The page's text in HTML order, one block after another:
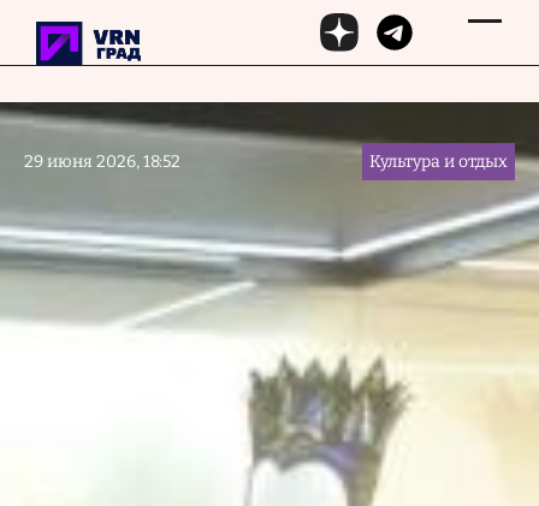
Перейти к основному содержанию
29 июня 2026, 18:52 Культура и отдых